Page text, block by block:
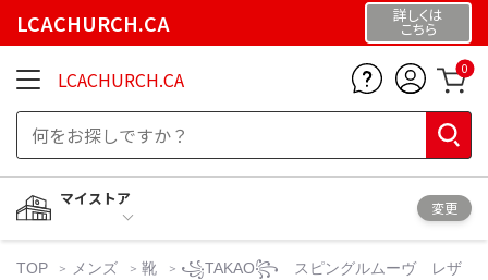
LCACHURCH.CA 詳しくは
こちら
LCACHURCH.CA 0
マイストア
変更
TOP メンズ 靴
꧁TAKAO꧂ スピングルムーヴ レザ